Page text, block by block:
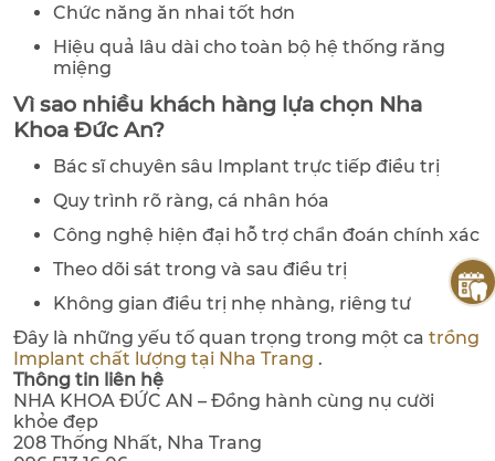
Chức năng ăn nhai tốt hơn
Hiệu quả lâu dài cho toàn bộ hệ thống răng
miệng
Vì sao nhiều khách hàng lựa chọn Nha
Khoa Đức An?
Bác sĩ chuyên sâu Implant trực tiếp điều trị
Quy trình rõ ràng, cá nhân hóa
Công nghệ hiện đại hỗ trợ chẩn đoán chính xác
Theo dõi sát trong và sau điều trị
Không gian điều trị nhẹ nhàng, riêng tư
Đây là những yếu tố quan trọng trong một ca trồng
Implant chất lượng tại Nha Trang .
Thông tin liên hệ
NHA KHOA ĐỨC AN – Đồng hành cùng nụ cười
khỏe đẹp
208 Thống Nhất, Nha Trang